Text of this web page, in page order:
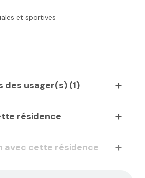
et sportives
des usager(s) (1)
résidence
avec cette résidence